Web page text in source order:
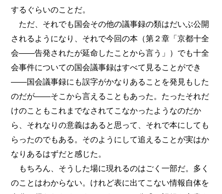
するぐらいのことだ。
ただ、それでも国会その他の議事録の類はだいぶ公開
されるようになり、それで今回の本（第２章「京都十全
会――告発されたが延命したことから言う」）でも十全
会事件についての国会議事録はすべて見ることができ
――国会議事録にも誤字がかなりあることを発見もした
のだが――そこから言えることもあった。たったそれだ
けのこともこれまでなされてこなかったようなのだか
ら、それなりの意義はあると思って、それで本にしても
らったのでもある。そのようにして追えることが実はか
なりあるはずだと感じた。
もちろん、そうした場に現れるのはごく一部だ。多く
のことはわからない。けれど表に出てこない情報自体を